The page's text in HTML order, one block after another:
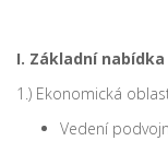
I. Základní nabídka
1.) Ekonomická
Vedení